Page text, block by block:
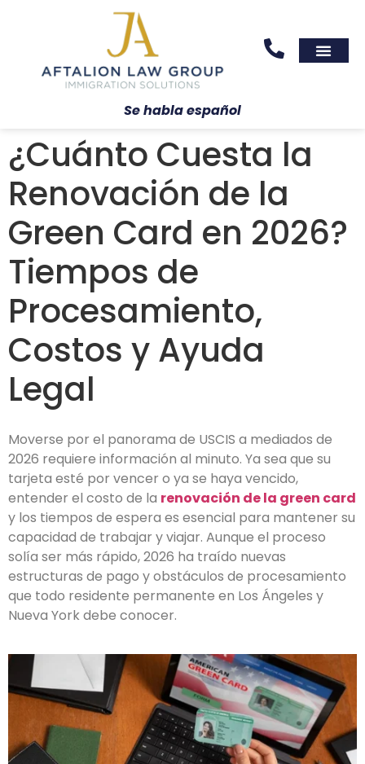
Se habla español
¿Cuánto Cuesta la
Renovación de la
Green Card en 2026?
Tiempos de
Procesamiento,
Costos y Ayuda
Legal
Moverse por el panorama de USCIS a mediados de
2026 requiere información al minuto. Ya sea que su
tarjeta esté por vencer o ya se haya vencido,
entender el costo de la renovación de la green card
y los tiempos de espera es esencial para mantener su
capacidad de trabajar y viajar. Aunque el proceso
solía ser más rápido, 2026 ha traído nuevas
estructuras de pago y obstáculos de procesamiento
que todo residente permanente en Los Ángeles y
Nueva York debe conocer.